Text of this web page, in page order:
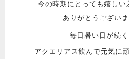
今の時期にとっても嬉しい
ありがとうござい
毎日暑い日が続く
アクエリアス飲んで元気に